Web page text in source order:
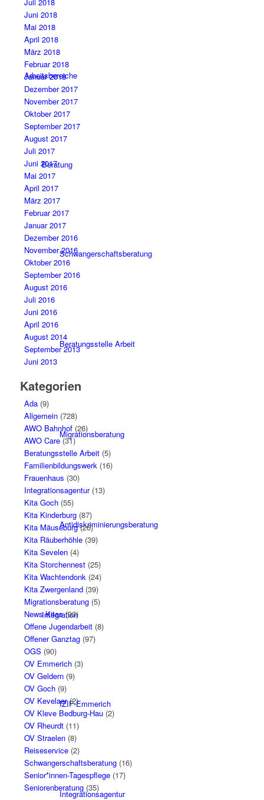
Arbeitsbereiche
Beratung
Schwangerschaftsberatung
Beratungsstelle Arbeit
Migrationsberatung
Antidiskriminierungsberatung
Integration
IZIF-Emmerich
Integrationsagentur
Juni 2018
Mai 2018
April 2018
März 2018
Februar 2018
Januar 2018
Dezember 2017
November 2017
Oktober 2017
September 2017
August 2017
Juli 2017
Juni 2017
Mai 2017
April 2017
März 2017
Februar 2017
Januar 2017
Dezember 2016
November 2016
Oktober 2016
September 2016
August 2016
Juli 2016
Juni 2016
April 2016
August 2014
September 2013
Juni 2013
Kategorien
Ada(9)
Allgemein(728)
AWO Bahnhof(26)
AWO Care(31)
Beratungsstelle Arbeit(5)
Familienbildungswerk(16)
Frauenhaus (30)
Integrationsagentur(13)
Kita Goch(55)
Kita Kinderburg(87)
Kita Mäuseburg(26)
Kita Räuberhöhle(39)
Kita Sevelen(4)
Kita Storchennest(25)
Kita Wachtendonk(24)
Kita Zwergenland(39)
Migrationsberatung(5)
News Kitas(93)
Offene Jugendarbeit(8)
Offener Ganztag(97)
OGS (90)
OV Emmerich(3)
OV Geldern(9)
OV Goch(9)
OV Kevelaer(2)
OV Kleve Bedburg-Hau(2)
OV Rheurdt(11)
OV Straelen(8)
Reiseservice(2)
Schwangerschaftsberatung(16)
Senior*innen-Tagespflege(17)
Seniorenberatung(35)